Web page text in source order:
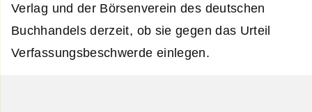
Verlag und der Börsenverein des deutschen
Buchhandels derzeit, ob sie gegen das Urteil
Verfassungsbeschwerde einlegen.